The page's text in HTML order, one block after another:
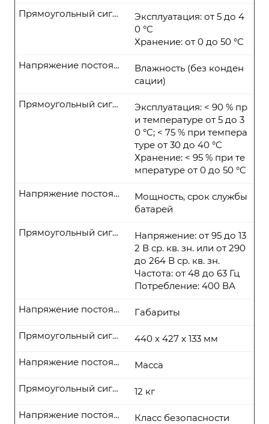
Эксплуатация: от 5 до 4
0 °C
Хранение: от 0 до 50 °C
Прямоугольный сигнал
Влажность (без конден
сации)
Напряжение постоянного тока
Эксплуатация: < 90 % пр
и температуре от 5 до 3
0 °C; < 75 % при темпера
туре от 30 до 40 °C
Хранение: < 95 % при те
мпературе от 0 до 50 °C
Прямоугольный сигнал
Мощность, срок службы
батарей
Напряжение постоянного тока
Напряжение: от 95 до 13
2 В ср. кв. зн. или от 290
до 264 В ср. кв. зн.
Частота: от 48 до 63 Гц
Потребление: 400 ВА
Прямоугольный сигнал
Габариты
Напряжение постоянного тока
440 x 427 x 133 мм
Прямоугольный сигнал
Масса
Напряжение постоянного тока
12 кг
Прямоугольный сигнал
Класс безопасности
Напряжение постоянного тока